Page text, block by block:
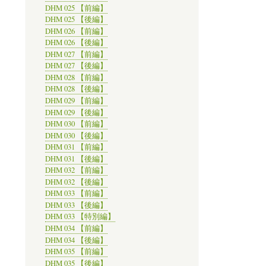
DHM 025 【前編】
DHM 025 【後編】
DHM 026 【前編】
DHM 026 【後編】
DHM 027 【前編】
DHM 027 【後編】
DHM 028 【前編】
DHM 028 【後編】
DHM 029 【前編】
DHM 029 【後編】
DHM 030 【前編】
DHM 030 【後編】
DHM 031 【前編】
DHM 031 【後編】
DHM 032 【前編】
DHM 032 【後編】
DHM 033 【前編】
DHM 033 【後編】
DHM 033 【特別編】
DHM 034 【前編】
DHM 034 【後編】
DHM 035 【前編】
DHM 035 【後編】